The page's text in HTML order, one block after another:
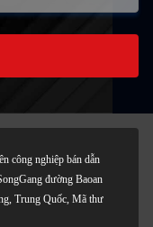
công nghiệp bán dẫn
đường Baoan
Trung Quốc, Mã thư